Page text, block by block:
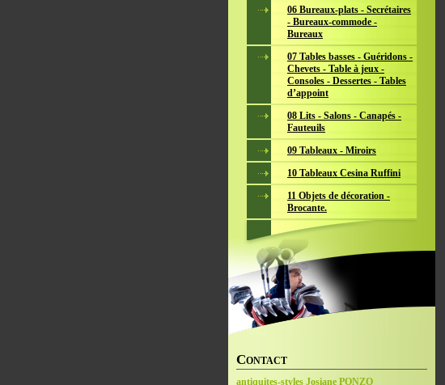
06 Bureaux-plats - Secrétaires
- Bureaux-commode -
Bureaux
07 Tables basses - Guéridons -
Chevets - Table à jeux -
Consoles - Dessertes - Tables
d’appoint
08 Lits - Salons - Canapés -
Fauteuils
09 Tableaux - Miroirs
10 Tableaux Cesina Ruffini
11 Objets de décoration -
Brocante.
CONTACT
antiquites-styles Josiane PONZO